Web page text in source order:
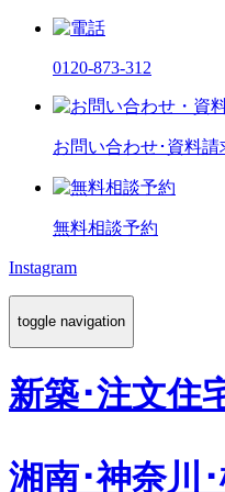
0120-873-312
お問い合わせ･資料請
無料相談予約
Instagram
toggle navigation
新築･注文住
湘南･神奈川